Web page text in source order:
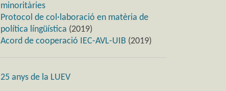
minoritàries
Protocol de col·laboració en matèria de
política língüística (2019)
Acord de cooperació IEC-AVL-UIB (2019)
25 anys de la LUEV